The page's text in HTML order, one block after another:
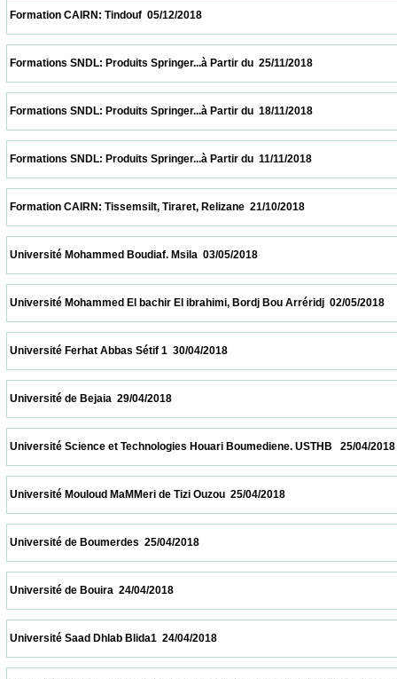
Formation CAIRN: Tindouf  05/12/2018
Formations SNDL: Produits Springer...à Partir du  25/11/2018
Formations SNDL: Produits Springer...à Partir du  18/11/2018
Formations SNDL: Produits Springer...à Partir du  11/11/2018
Formation CAIRN: Tissemsilt, Tiraret, Relizane  21/10/2018
Université Mohammed Boudiaf. Msila  03/05/2018
Université Mohammed El bachir El ibrahimi, Bordj Bou Arréridj
Université Ferhat Abbas Sétif 1  30/04/2018
Université de Bejaia  29/04/2018
Université Science et Technologies Houari Boumediene. USTHB
Université Mouloud MaMMeri de Tizi Ouzou  25/04/2018
Université de Boumerdes  25/04/2018
Université de Bouira  24/04/2018
Université Saad Dhlab Blida1  24/04/2018